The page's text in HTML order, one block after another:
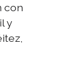
con
y